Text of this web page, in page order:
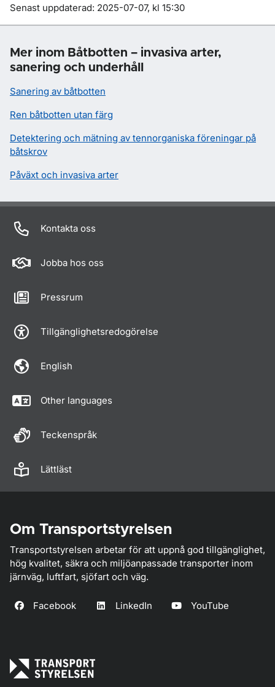
Om sidan
Senast uppdaterad: 2025-07-07, kl 15:30
Mer inom Båtbotten – invasiva arter,
sanering och underhåll
Sanering av båtbotten
Ren båtbotten utan färg
Detektering och mätning av tennorganiska föreningar på
båtskrov
Påväxt och invasiva arter
Kontakta oss
Jobba hos oss
Pressrum
Tillgänglighetsredogörelse
English
Other languages
Teckenspråk
Lättläst
Om Transportstyrelsen
Transportstyrelsen arbetar för att uppnå god tillgänglighet,
hög kvalitet, säkra och miljöanpassade transporter inom
järnväg, luftfart, sjöfart och väg.
Facebook LinkedIn YouTube